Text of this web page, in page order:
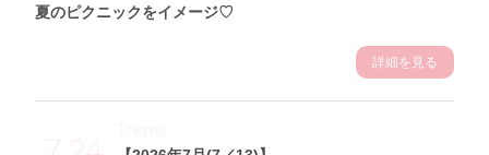
夏のピクニックをイメージ♡
詳細を見る
Theme